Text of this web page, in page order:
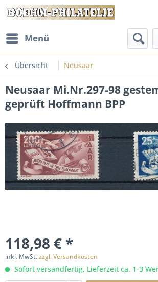
Menü
Übersicht Neusaar
Neusaar Mi.Nr.297-98
geprüft Hoffmann BPP
118,98 € *
inkl. MwSt.zzgl. Versandkosten
Sofort versandfertig, Lieferzeit ca. 1-3